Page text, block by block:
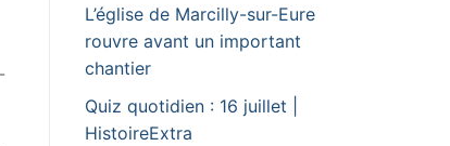
L’église de Marcilly-sur-Eure
rouvre avant un important
chantier
Quiz quotidien : 16 juillet |
HistoireExtra